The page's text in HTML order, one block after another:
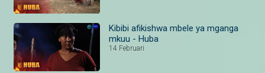
Kibibi afikishwa mbele ya mganga
mkuu - Huba
14 Februari